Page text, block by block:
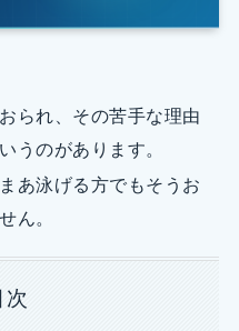
られ、その苦手な理由
うのがあります。
あ泳げる方でもそうお
ん。
次